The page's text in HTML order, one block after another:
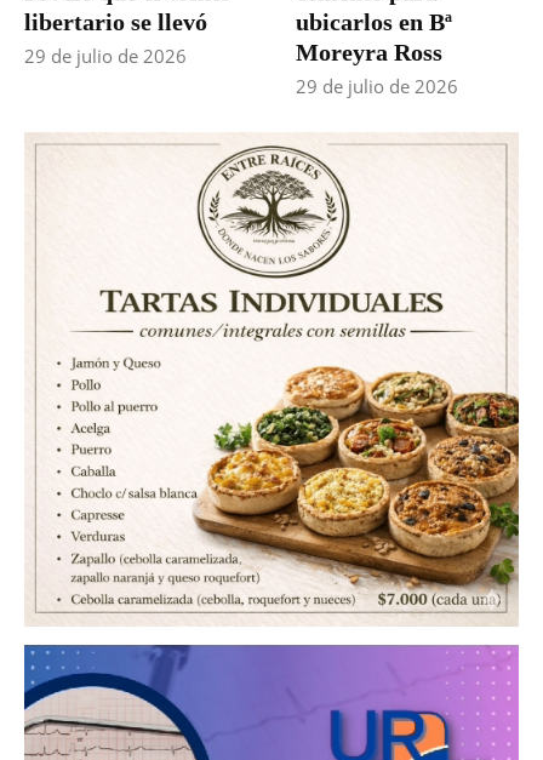
libertario se llevó
29 de julio de 2026
ubicarlos en Bª
Moreyra Ross
29 de julio de 2026